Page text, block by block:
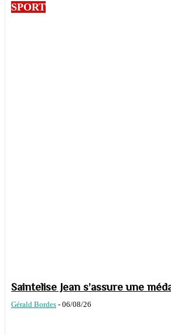
SPORT
Saintelise Jean s’assure une
Gérald Bordes - 06/08/26